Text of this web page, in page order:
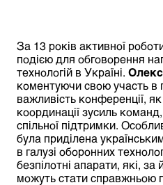
За 13 років активної
подією для обговорення
технологій в Україні.
коментуючи свою участь в
важливість конференції,
координації зусиль команд,
спільної підтримки.
була приділена
в галузі оборонних
безпілотні апарати, які,
можуть стати справжньою